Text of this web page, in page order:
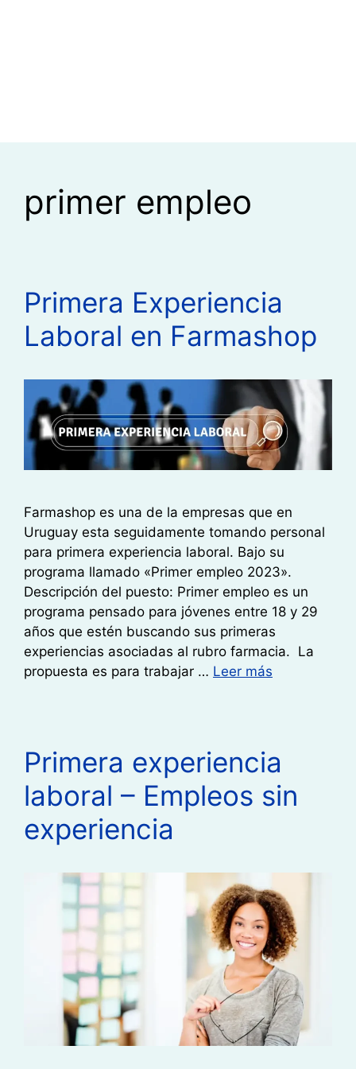
primer empleo
Primera Experiencia
Laboral en Farmashop
Farmashop es una de la empresas que en
Uruguay esta seguidamente tomando personal
para primera experiencia laboral. Bajo su
programa llamado «Primer empleo 2023».
Descripción del puesto: Primer empleo es un
programa pensado para jóvenes entre 18 y 29
años que estén buscando sus primeras
experiencias asociadas al rubro farmacia. La
propuesta es para trabajar … Leer más
Primera experiencia
laboral – Empleos sin
experiencia